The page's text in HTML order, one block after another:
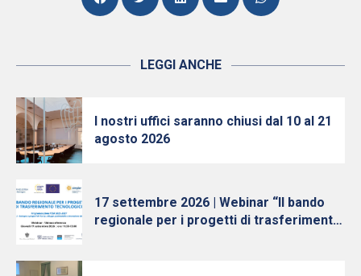
LEGGI ANCHE
I nostri uffici saranno chiusi dal 10 al 21
agosto 2026
17 settembre 2026 | Webinar “Il bando
regionale per i progetti di trasferimento